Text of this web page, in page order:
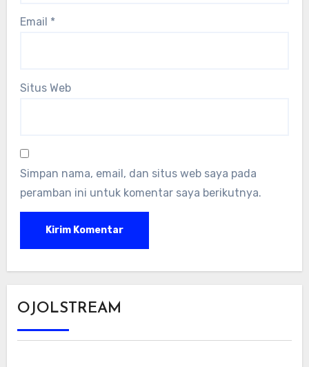
Email *
Situs Web
Simpan nama, email, dan situs web saya pada
peramban ini untuk komentar saya berikutnya.
OJOLSTREAM